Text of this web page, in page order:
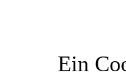
Ein